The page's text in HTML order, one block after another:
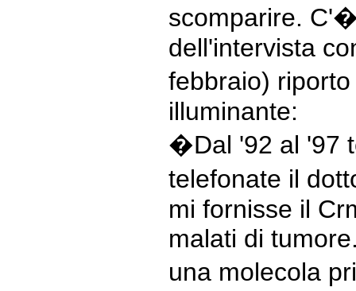
scomparire.
dell'intervista
febbraio)
illuminante:
�Dal '92 al '97
telefonate il
mi fornisse il
malati di
una molecola